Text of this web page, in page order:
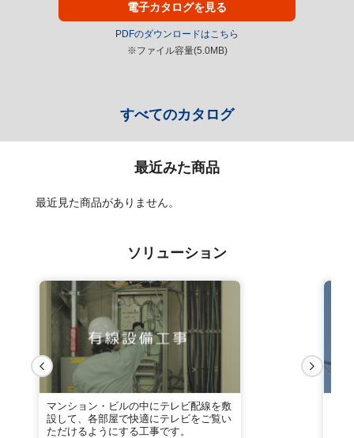
電子カタログを見る
PDFのダウンロードはこちら
※ファイル容量(5.0MB)
すべてのカタログ
最近みた商品
最近見た商品がありません。
ソリューション
マンション・ビルの中にテレビ配線を敷
設して、各部屋で快適にテレビをご覧い
ただけるようにする工事です。